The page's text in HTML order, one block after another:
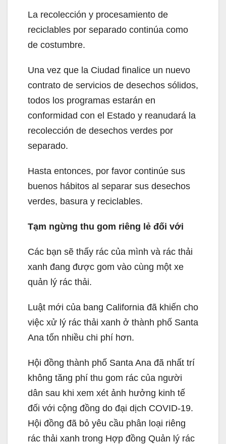
La recolección y procesamiento de
reciclables por separado continúa como
de costumbre.
Una vez que la Ciudad finalice un nuevo
contrato de servicios de desechos sólidos,
todos los programas estarán en
conformidad con el Estado y reanudará la
recolección de desechos verdes por
separado.
Hasta entonces, por favor continúe sus
buenos hábitos al separar sus desechos
verdes, basura y reciclables.
Tạm ngừng thu gom riêng lẻ đối với
Các bạn sẽ thấy rác của mình và rác thải
xanh đang được gom vào cùng một xe
quản lý rác thải.
Luật mới của bang California đã khiến cho
việc xử lý rác thải xanh ở thành phố Santa
Ana tốn nhiều chi phí hơn.
Hội đồng thành phố Santa Ana đã nhất trí
không tăng phí thu gom rác của người
dân sau khi xem xét ảnh hưởng kinh tế
đối với cộng đồng do đại dịch COVID-19.
Hội đồng đã bỏ yêu cầu phân loại riêng
rác thải xanh trong Hợp đồng Quản lý rác